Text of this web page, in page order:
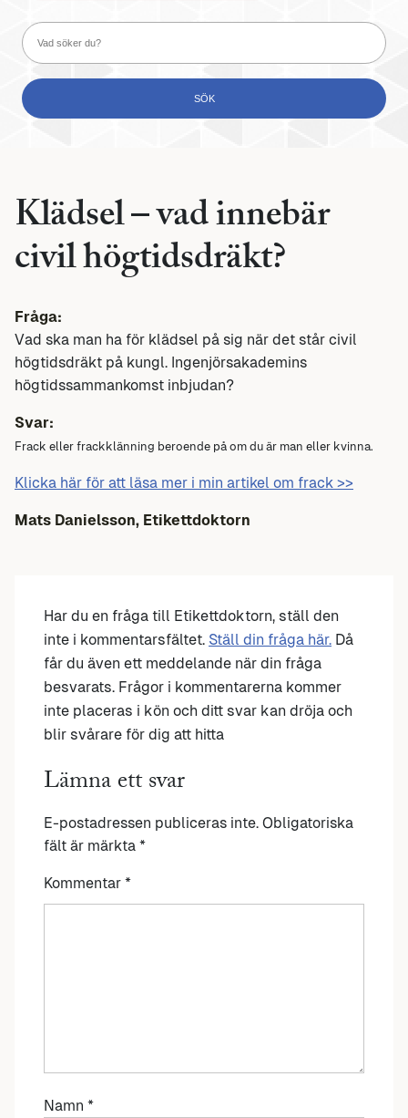
Klädsel – vad innebär
civil högtidsdräkt?
Fråga:
Vad ska man ha för klädsel på sig när det står civil
högtidsdräkt på kungl. Ingenjörsakademins
högtidssammankomst inbjudan?
Svar:
Frack eller frackklänning beroende på om du är man eller kvinna.
Klicka här för att läsa mer i min artikel om frack >>
Mats Danielsson, Etikettdoktorn
Har du en fråga till Etikettdoktorn, ställ den
inte i kommentarsfältet. Ställ din fråga här. Då
får du även ett meddelande när din fråga
besvarats. Frågor i kommentarerna kommer
inte placeras i kön och ditt svar kan dröja och
blir svårare för dig att hitta
Lämna ett svar
E-postadressen publiceras inte. Obligatoriska
fält är märkta *
Kommentar *
Namn *